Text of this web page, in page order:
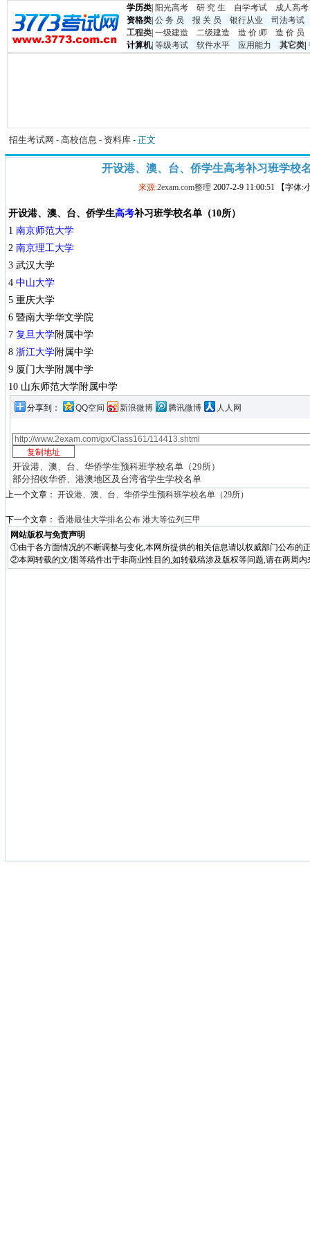
学历类 阳光高考 研 究 生 自学考试
成人高考
资格类 公 务 员 报 关 员 银行从业
司法考试
工程类 一级建造 二级建造 造 价 师
造 价 员
计算机| 等级考试 软件水平 应用能力 其它类
招生考试网 - 高校信息 - 资料库 - 正文
开设港、澳、台、侨学生高考补习班学校
来源:2exam.com整理 2007-2-9 11:00:51 【字体:
开设港、澳、台、侨学生高考补习班学校名单（10所）
1 南京师范大学
2 南京理工大学
3 武汉大学
4 中山大学
5 重庆大学
6 暨南大学华文学院
7 复旦大学附属中学
8 浙江大学附属中学
9 厦门大学附属中学
10 山东师范大学附属中学
分享到： QQ空间 新浪微博 腾讯微博 人人网
开设港、澳、台、华侨学生预科班学校名单（29所）
部分招收华侨、港澳地区及台湾省学生学校名单
上一个文章： 开设港、澳、台、华侨学生预科班学校名单（29所）
下一个文章： 香港最佳大学排名公布 港大等位列三甲
网站版权与免责声明
①由于各方面情况的不断调整与变化,本网所提供的相关信息请以权威部门公布的
②本网转载的文/图等稿件出于非商业性目的,如转载稿涉及版权等问题,请在两周内